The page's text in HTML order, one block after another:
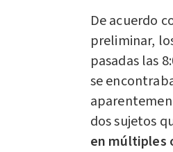
De acuerdo
preliminar,
pasadas las
se
dos sujetos
en múltiples